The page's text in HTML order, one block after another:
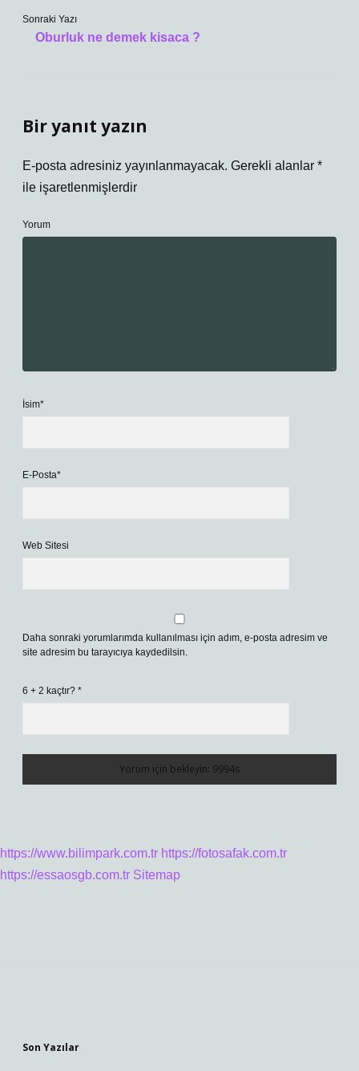
Sonraki Yazı
Oburluk ne demek kisaca ?
Bir yanıt yazın
E-posta adresiniz yayınlanmayacak. Gerekli alanlar *
ile işaretlenmişlerdir
Yorum
İsim*
E-Posta*
Web Sitesi
Daha sonraki yorumlarımda kullanılması için adım, e-posta adresim ve
site adresim bu tarayıcıya kaydedilsin.
6 + 2 kaçtır? *
https://www.bilimpark.com.tr https://fotosafak.com.tr
https://essaosgb.com.tr Sitemap
Son Yazılar